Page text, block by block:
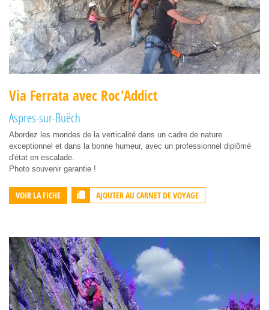
Via Ferrata avec Roc'Addict
Aspres-sur-Buëch
Abordez les mondes de la verticalité dans un cadre de nature
exceptionnel et dans la bonne humeur, avec un professionnel diplômé
d'état en escalade.
Photo souvenir garantie !
VOIR LA FICHE AJOUTER AU CARNET DE VOYAGE